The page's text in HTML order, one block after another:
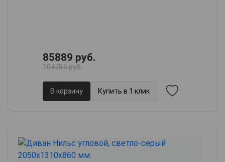
85889 руб.
104785 руб.
В корзину Купить в 1 клик